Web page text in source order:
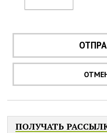
ПОЛУЧАТЬ